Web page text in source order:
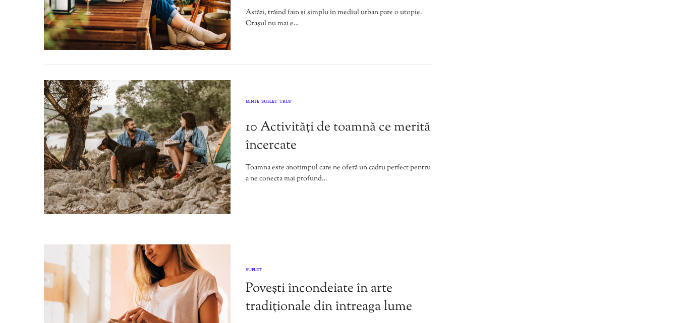
Astăzi, trăind fain și simplu în mediul urban pare o utopie.
Orașul nu mai e…
MINTE SUFLET TRUP
10 Activități de toamnă ce merită
încercate
Toamna este anotimpul care ne oferă un cadru perfect pentru
a ne conecta mai profund…
SUFLET
Povești încondeiate în arte
tradiționale din întreaga lume